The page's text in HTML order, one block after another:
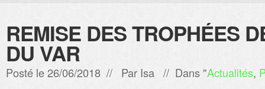
REMISE DES TROPHÉES
DU VAR
Posté le 26/06/2018 // Par Isa // Dans "Actualités,